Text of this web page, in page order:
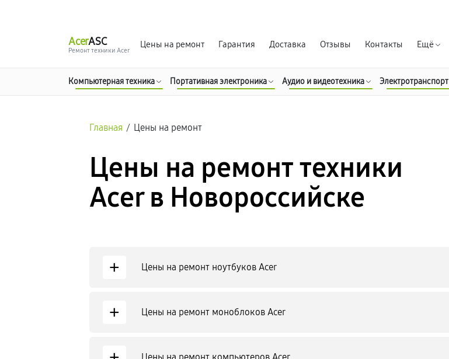
AcerASC
Ремонт техники Acer
Цены на ремонт Гарантия Доставка Отзывы Контакты Ещё
Компьютерная техника Портативная электроника Аудио и видеотехника Электротранспорт
Главная / Цены на ремонт
Цены на ремонт техники
Acer в Новороссийске
+ Цены на ремонт ноутбуков Acer
+ Цены на ремонт моноблоков Acer